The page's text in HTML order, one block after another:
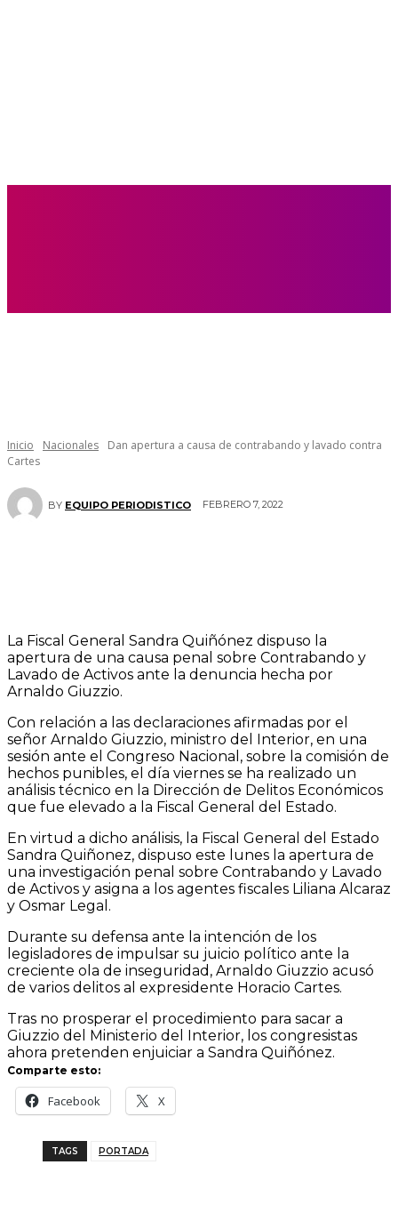
Inicio Nacionales
Dan apertura a causa de contrabando y lavado contra
Cartes
BY EQUIPO PERIODISTICO FEBRERO 7, 2022
La Fiscal General Sandra Quiñónez dispuso la
apertura de una causa penal sobre Contrabando y
Lavado de Activos ante la denuncia hecha por
Arnaldo Giuzzio.
Con relación a las declaraciones afirmadas por el
señor Arnaldo Giuzzio, ministro del Interior, en una
sesión ante el Congreso Nacional, sobre la comisión de
hechos punibles, el día viernes se ha realizado un
análisis técnico en la Dirección de Delitos Económicos
que fue elevado a la Fiscal General del Estado.
En virtud a dicho análisis, la Fiscal General del Estado
Sandra Quiñonez, dispuso este lunes la apertura de
una investigación penal sobre Contrabando y Lavado
de Activos y asigna a los agentes fiscales Liliana Alcaraz
y Osmar Legal.
Durante su defensa ante la intención de los
legisladores de impulsar su juicio político ante la
creciente ola de inseguridad, Arnaldo Giuzzio acusó
de varios delitos al expresidente Horacio Cartes.
Tras no prosperar el procedimiento para sacar a
Giuzzio del Ministerio del Interior, los congresistas
ahora pretenden enjuiciar a Sandra Quiñónez.
Comparte esto:
Facebook X
TAGS PORTADA